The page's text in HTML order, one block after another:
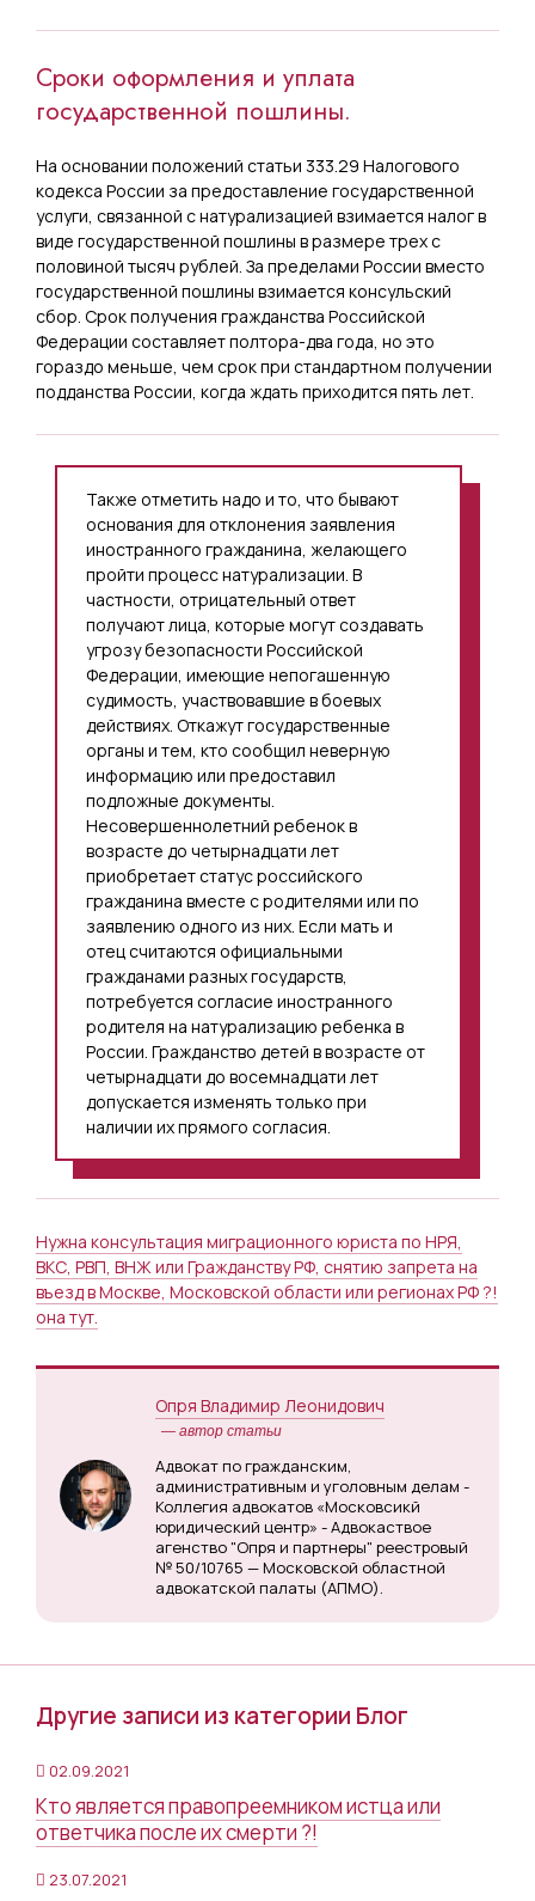
Сроки оформления и уплата
государственной пошлины.
На основании положений статьи 333.29 Налогового
кодекса России за предоставление государственной
услуги, связанной с натурализацией взимается налог в
виде государственной пошлины в размере трех с
половиной тысяч рублей. За пределами России вместо
государственной пошлины взимается консульский
сбор. Срок получения гражданства Российской
Федерации составляет полтора-два года, но это
гораздо меньше, чем срок при стандартном получении
подданства России, когда ждать приходится пять лет.
Также отметить надо и то, что бывают
основания для отклонения заявления
иностранного гражданина, желающего
пройти процесс натурализации. В
частности, отрицательный ответ
получают лица, которые могут создавать
угрозу безопасности Российской
Федерации, имеющие непогашенную
судимость, участвовавшие в боевых
действиях. Откажут государственные
органы и тем, кто сообщил неверную
информацию или предоставил
подложные документы.
Несовершеннолетний ребенок в
возрасте до четырнадцати лет
приобретает статус российского
гражданина вместе с родителями или по
заявлению одного из них. Если мать и
отец считаются официальными
гражданами разных государств,
потребуется согласие иностранного
родителя на натурализацию ребенка в
России. Гражданство детей в возрасте от
четырнадцати до восемнадцати лет
допускается изменять только при
наличии их прямого согласия.
Нужна консультация миграционного юриста по НРЯ,
ВКС, РВП, ВНЖ или Гражданству РФ, снятию запрета на
въезд в Москве, Московской области или регионах РФ ?!
она тут.
Опря Владимир Леонидович
— автор статьи
Адвокат по гражданским,
административным и уголовным делам -
Коллегия адвокатов «Московсикй
юридический центр» - Адвокаствое
агенство "Опря и партнеры" реестровый
№ 50/10765 — Московской областной
адвокатской палаты (АПМО).
Другие записи из категории Блог
02.09.2021
Кто является правопреемником истца или
ответчика после их смерти ?!
23.07.2021